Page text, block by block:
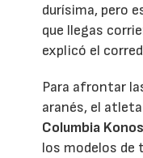
durísima, pero
que llegas
explicó el
Para afrontar
aranés, el
Columbia
los modelos de